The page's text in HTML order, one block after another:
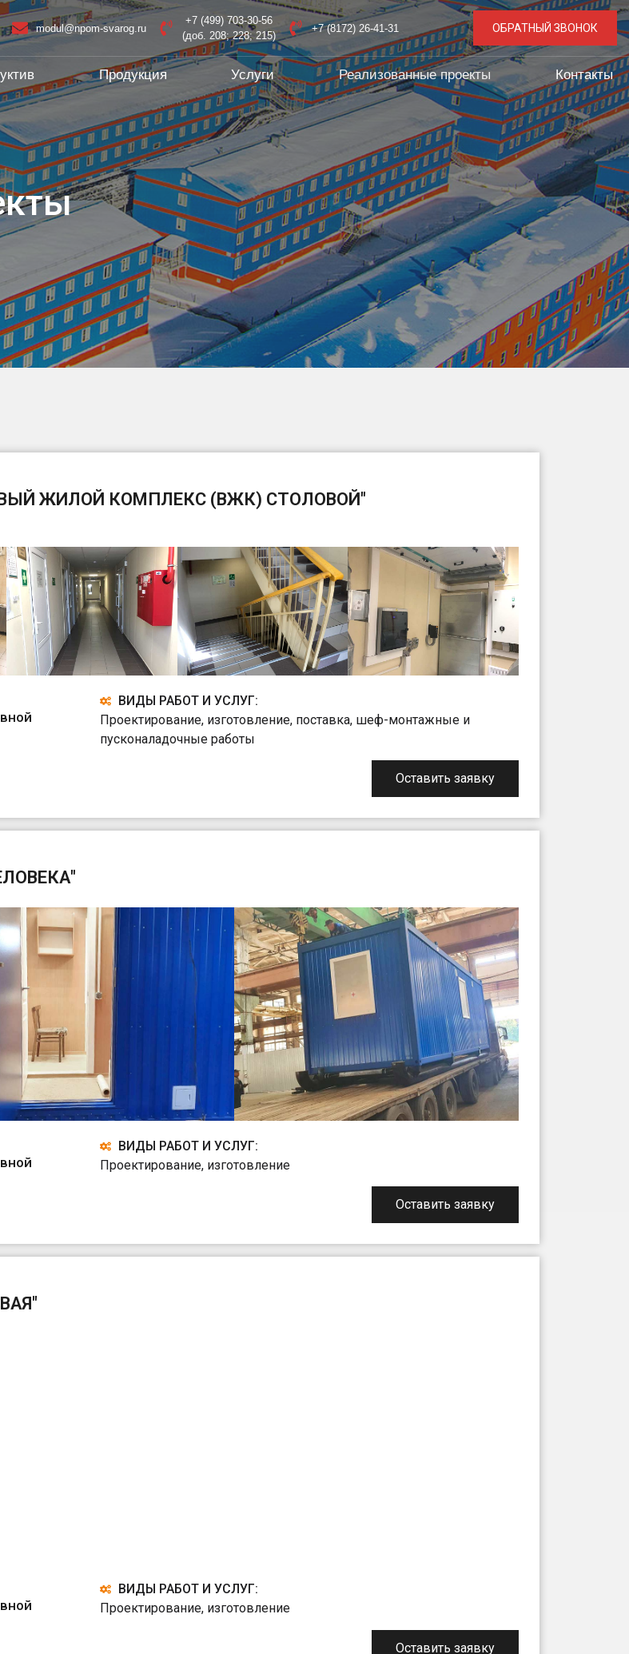
modul@npom-svarog.ru
+7 (499) 703-30-56
(доб. 208; 228; 215)
+7 (8172) 26-41-31 ОБРАТНЫЙ ЗВОНОК
Продукция Услуги Реализованные проекты Контакты
ЖИЛОЙ КОМПЛЕКС (ВЖК) СТОЛОВОЙ"
ВИДЫ РАБОТ И УСЛУГ:
Проектирование, изготовление, поставка, шеф-монтажные и
пусконаладочные работы
Оставить заявку
ВИДЫ РАБОТ И УСЛУГ:
Проектирование, изготовление
Оставить заявку
ВИДЫ РАБОТ И УСЛУГ:
Проектирование, изготовление
Оставить заявку